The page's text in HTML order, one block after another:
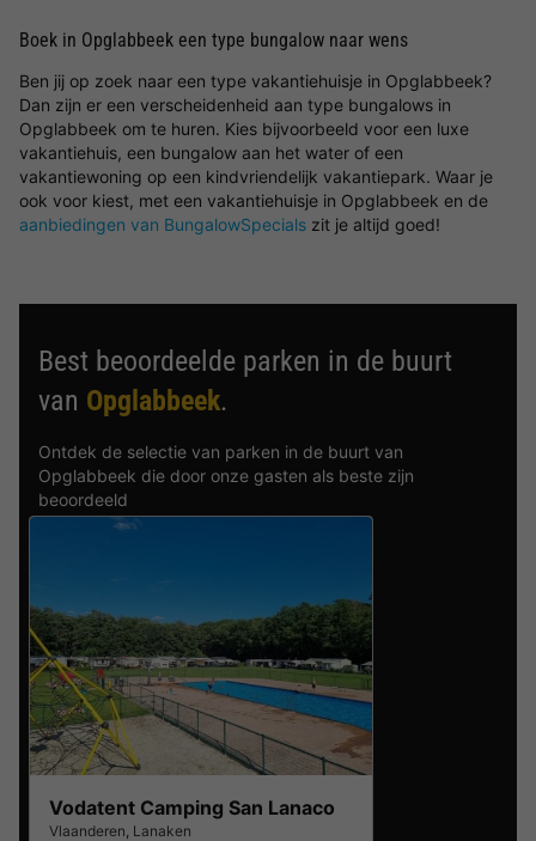
Boek in Opglabbeek een type bungalow naar wens
Ben jij op zoek naar een type vakantiehuisje in Opglabbeek?
Dan zijn er een verscheidenheid aan type bungalows in
Opglabbeek om te huren. Kies bijvoorbeeld voor een luxe
vakantiehuis, een bungalow aan het water of een
vakantiewoning op een kindvriendelijk vakantiepark. Waar je
ook voor kiest, met een vakantiehuisje in Opglabbeek en de
aanbiedingen van BungalowSpecials zit je altijd goed!
Best beoordeelde parken in de buurt
van Opglabbeek.
Ontdek de selectie van parken in de buurt van
Opglabbeek die door onze gasten als beste zijn
beoordeeld
Vodatent Camping San Lanaco
Vlaanderen, Lanaken